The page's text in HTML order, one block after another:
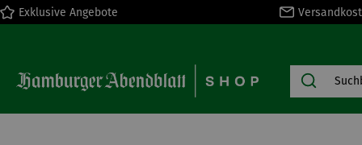
Zur Hauptnavigation springen
Exklusive Angebote